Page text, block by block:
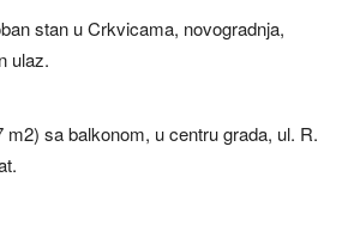
stan u Crkvicama, novogradnja,
ulaz.
m2) sa balkonom, u centru grada, ul. R.